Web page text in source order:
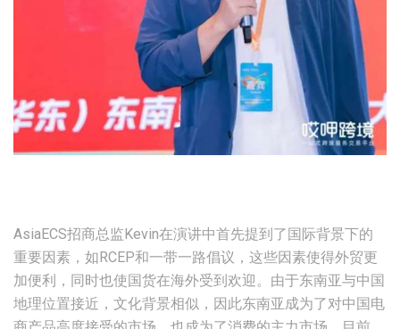
AsiaECS招商总监Kevin在演讲中首先提到了国际背景下的
重要因素，如RCEP和一带一路倡议，这些因素使得外贸更
加便利，同时也使国货在海外受到欢迎。由于东南亚与中国
地理位置接近，文化背景相似，因此东南亚成为了对中国电